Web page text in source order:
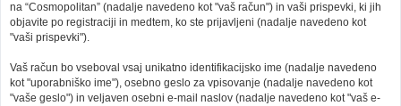
na “Cosmopolitan” (nadalje navedeno kot "vaš račun") in vaši prispevki, ki jih
objavite po registraciji in medtem, ko ste prijavljeni (nadalje navedeno kot
"vaši prispevki").
Vaš račun bo vseboval vsaj unikatno identifikacijsko ime (nadalje navedeno
kot "uporabniško ime"), osebno geslo za vpisovanje (nadalje navedeno kot
"vaše geslo") in veljaven osebni e-mail naslov (nadalje navedeno kot "vaš e-